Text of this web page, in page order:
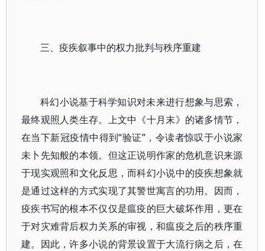
三、疫疾叙事中的权力批判与秩序重建
科幻小说基于科学知识对未来进行想象与思索，
最终观照人类生存。上文中《十月末》的诸多情节，
在当下新冠疫情中得到“验证”，令读者惊叹于小说家
未卜先知般的本领。但这正说明作家的危机意识来源
于现实观照和文化反思，而科幻小说中的疫疾想象就
是通过这样的方式实现了其警世寓言的功用。因而，
疫疾书写的根本不仅仅是瘟疫的巨大破坏作用，更在
于对灾难背后权力关系的审视，和瘟疫之后的秩序重
建。因此，许多小说的背景设置于大流行病之后，在